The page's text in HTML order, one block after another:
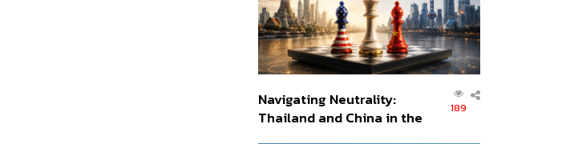
Navigating Neutrality:
Thailand and China in the
189